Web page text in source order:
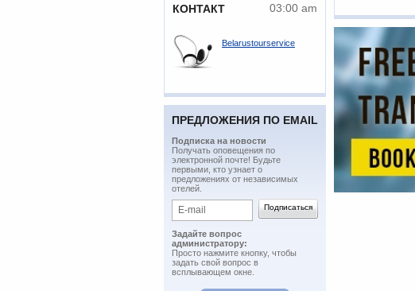
КОНТАКТ 03:00 am
Belarustourservice
ПРЕДЛОЖЕНИЯ ПО EMAIL
Подписка на новости
​Получать оповещения по
электронной почте! Будьте
первыми, кто узнает о
предложениях от независимых
отелей.
Задайте вопрос
администратору:
Просто нажмите кнопку, чтобы
задать свой вопрос в
всплывающем окне.